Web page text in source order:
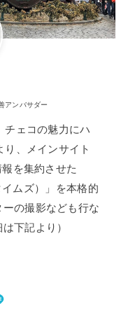
アンバサダー
チェコの魅力にハ
り、メインサイト
を集約させた
イムズ）」を本格的
の撮影なども行な
下記より）